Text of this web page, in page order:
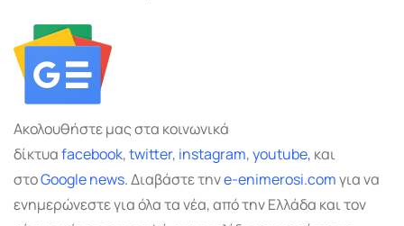
Ακολουθήστε μας στα κοινωνικά
δίκτυαfacebook,twitter, instagram,youtube, και
στοGooglenews.Διαβάστε τηνe-enimerosi.comγια να
ενημερώνεστε για όλα τα νέα, από την Ελλάδα και τον